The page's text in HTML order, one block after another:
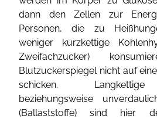
dann den Zellen zur
Personen, die zu
weniger kurzkettige
Zweifachzucker)
Blutzuckerspiegel nicht auf
schicken. Langkettige
beziehungsweise
(Ballaststoffe) sind hier